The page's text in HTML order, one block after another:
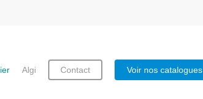
Algi Contact Voir nos catalogues